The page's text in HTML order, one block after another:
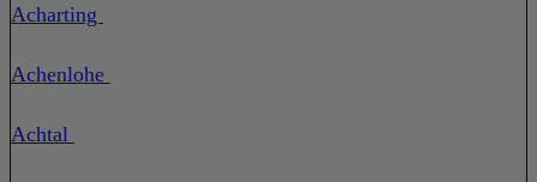
Acharting
Achenlohe
Achtal